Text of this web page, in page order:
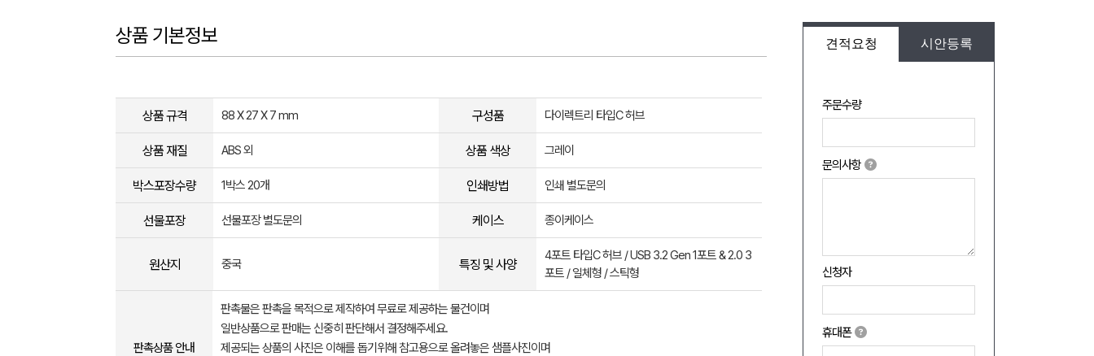
견적요청 시안등록
주문수량
문의사항
신청자
휴대폰
상품 기본정보
상품 규격 88 X 27 X 7 mm 구성품 다이렉트리 타입C 허브
상품 재질 ABS 외 상품 색상 그레이
박스포장수량 1박스 20개 인쇄방법 인쇄 별도문의
선물포장 선물포장 별도문의 케이스 종이케이스
원산지 중국 특징 및 사양
4포트 타입C 허브 / USB 3.2 Gen 1포트 & 2.0 3
포트 / 일체형 / 스틱형
판촉상품 안내
판촉물은 판촉을 목적으로 제작하여 무료로 제공하는 물건이며
일반상품으로 판매는 신중히 판단해서 결정해주세요.
제공되는 상품의 사진은 이해를 돕기위해 참고용으로 올려놓은 샘플사진이며